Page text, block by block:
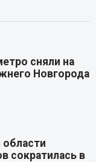
сняли на
Новгорода
сократилась в